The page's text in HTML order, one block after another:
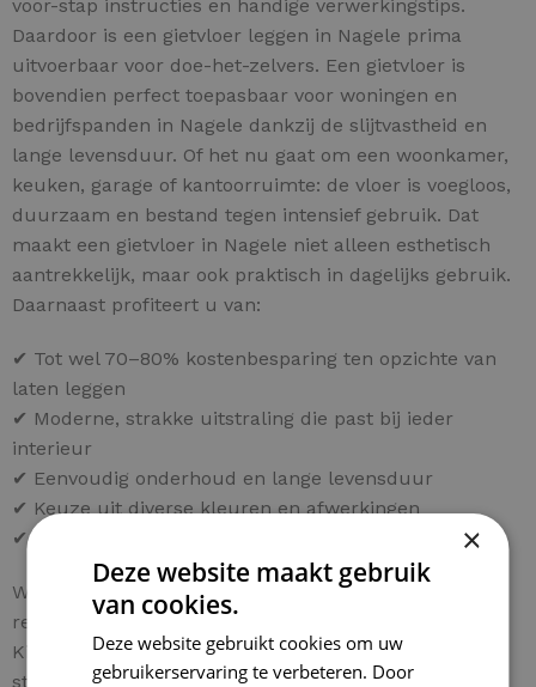
voor-stap instructies en handige verwerkingstips.
Daardoor is een gietvloer leggen in Nagele prima
uitvoerbaar voor doe-het-zelvers. Een gietvloer is
bovendien perfect toepasbaar voor woningen en
bedrijfspanden in Nagele dankzij de slijtvastheid en
lange levensduur. Of het nu gaat om een woonkamer,
keuken, garage of kantoorruimte: de vloer is voegloos,
duurzaam en bestand tegen intensief gebruik. Dat
maakt een gietvloer in Nagele niet alleen esthetisch
aantrekkelijk, maar ook praktisch in dagelijks gebruik.
Daarnaast profiteert u van:
✔ Tot wel 70–80% kostenbesparing ten opzichte van
laten leggen
✔ Moderne, strakke uitstraling die past bij ieder
interieur
✔ Eenvoudig onderhoud en lange levensduur
✔ Keuze uit diverse kleuren en afwerkingen
✔ Persoonlijk advies voor uw project in Nagele
Wilt u ook een hoogwaardige gietvloer in Nagele
realiseren tegen een fractie van de normale kosten?
Kies dan voor een compleet doe-het-zelf pakket en
start vandaag nog met uw vloerproject.
×
Deze website maakt gebruik
van cookies.
Deze website gebruikt cookies om uw
gebruikerservaring te verbeteren. Door